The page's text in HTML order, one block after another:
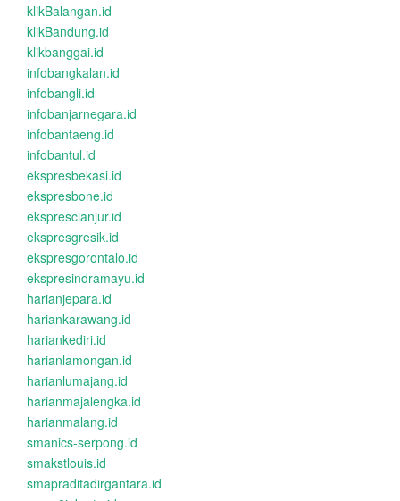
klikBalangan.id
klikBandung.id
klikbanggai.id
infobangkalan.id
infobangli.id
infobanjarnegara.id
infobantaeng.id
infobantul.id
ekspresbekasi.id
ekspresbone.id
eksprescianjur.id
ekspresgresik.id
ekspresgorontalo.id
ekspresindramayu.id
harianjepara.id
hariankarawang.id
hariankediri.id
harianlamongan.id
harianlumajang.id
harianmajalengka.id
harianmalang.id
smanics-serpong.id
smakstlouis.id
smapraditadirgantara.id